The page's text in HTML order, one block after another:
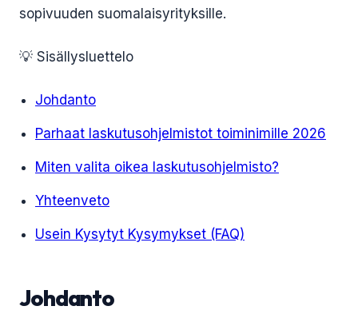
sopivuuden suomalaisyrityksille.
💡 Sisällysluettelo
Johdanto
Parhaat laskutusohjelmistot toiminimille 2026
Miten valita oikea laskutusohjelmisto?
Yhteenveto
Usein Kysytyt Kysymykset (FAQ)
Johdanto